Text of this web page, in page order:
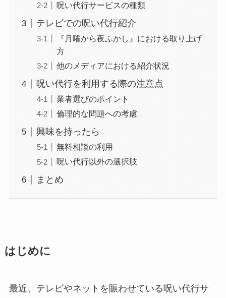
呪い代行サービスの種類
テレビでの呪い代行紹介
『月曜から夜ふかし』における取り上げ
方
他のメディアにおける紹介状況
呪い代行を利用する際の注意点
業者選びのポイント
倫理的な問題への考慮
興味を持ったら
無料相談の利用
呪い代行以外の選択肢
まとめ
はじめに
最近、テレビやネットを賑わせている呪い代行サ